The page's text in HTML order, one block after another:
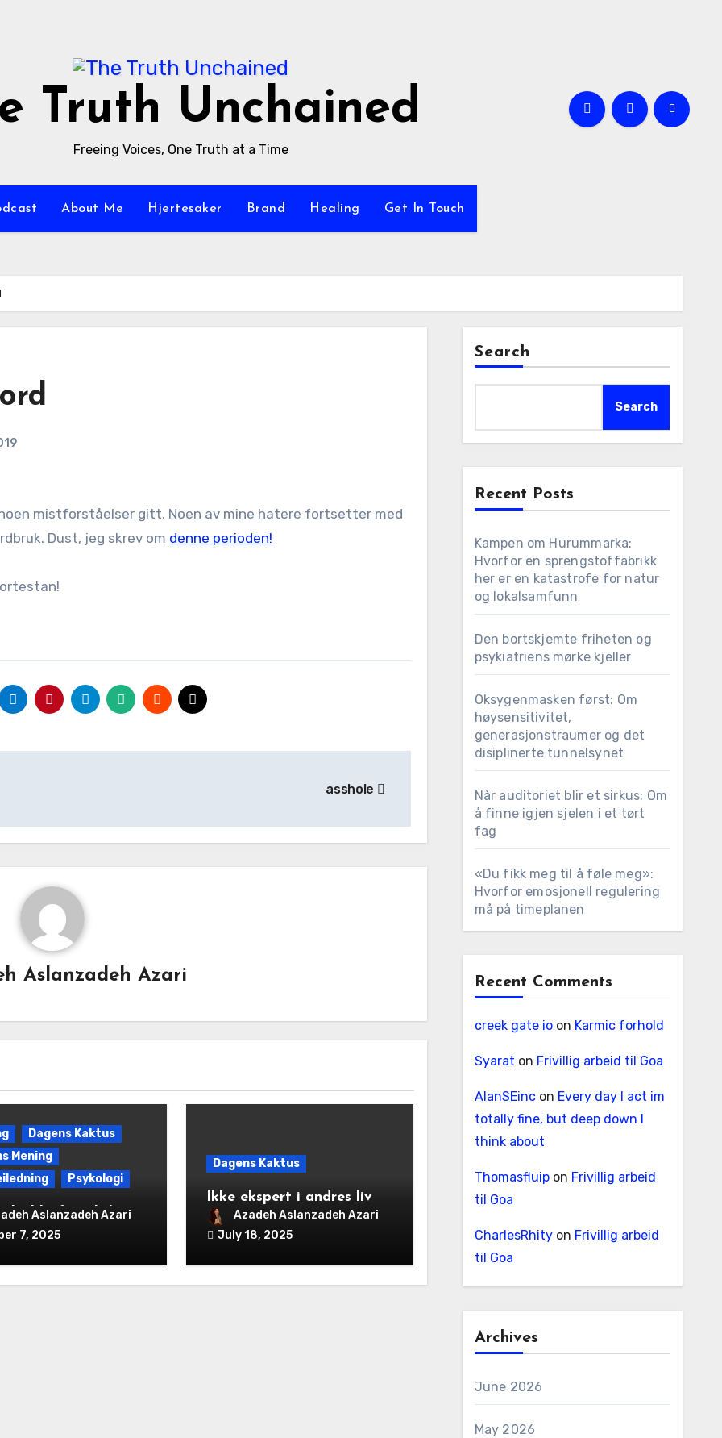
Truth Unchained
Freeing Voices, One Truth at a Time
About Me Hjertesaker Brand Healing Get In Touch
mistforståelser gitt. Noen av mine hatere fortsetter med
Dust, jeg skrev om denne perioden!
asshole
Aslanzadeh Azari
Dagens Kaktus
Mening
Psykologi
blir forvekslet
Aslanzadeh Azari
7, 2025
Dagens Kaktus
Ikke ekspert i andres liv
Azadeh Aslanzadeh Azari
July 18, 2025
Search
Search
Recent Posts
Kampen om Hurummarka:
Hvorfor en sprengstoffabrikk
her er en katastrofe for natur
og lokalsamfunn
Den bortskjemte friheten og
psykiatriens mørke kjeller
Oksygenmasken først: Om
høysensitivitet,
generasjonstraumer og det
disiplinerte tunnelsynet
Når auditoriet blir et sirkus: Om
å finne igjen sjelen i et tørt
fag
«Du fikk meg til å føle meg»:
Hvorfor emosjonell regulering
må på timeplanen
Recent Comments
creek gate ioon Karmic forhold
Syarat on Frivillig arbeid til Goa
AlanSEincon Every day I act im
totally fine, but deep down I
think about
Thomasfluipon Frivillig arbeid
til Goa
CharlesRhityon Frivillig arbeid
til Goa
Archives
June 2026
May 2026